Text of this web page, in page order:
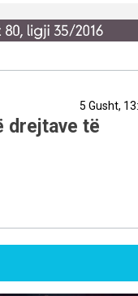
5 Gusht,
drejtave të